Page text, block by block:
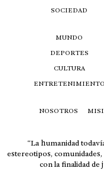
SOCIEDAD
MUNDO
DEPORTES
CULTURA
ENTRETENIMIENTO
NOSOTROS
“La humanidad
estereotipos,
con la finalidad de